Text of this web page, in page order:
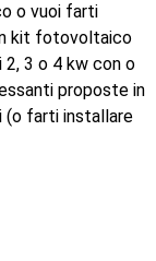
o vuoi farti
kit fotovoltaico
3 o 4 kw con o
proposte in
(o farti installare